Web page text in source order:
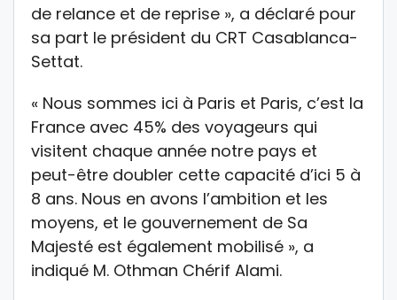
de relance et de reprise », a déclaré pour
sa part le président du CRT Casablanca-
Settat.
« Nous sommes ici à Paris et Paris, c’est la
France avec 45% des voyageurs qui
visitent chaque année notre pays et
peut-être doubler cette capacité d’ici 5 à
8 ans. Nous en avons l’ambition et les
moyens, et le gouvernement de Sa
Majesté est également mobilisé », a
indiqué M. Othman Chérif Alami.